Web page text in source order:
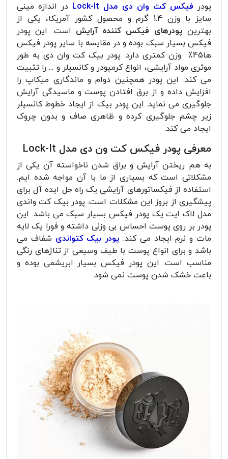
پودر فیکس کت وان دی مدل Lock-It
در اندازه مینی
سایز با وزن 1.4 گرم و محصول کشور آمریکا، یکی از
بهترین پودرهای فیکس کننده آرایش است. این پودر
فیکس بسیار سبک بوده و در مقایسه با سایر پودر فیکس
ها45٪ وزن کمتری دارد. پودر بیک کت وان دی به طور
موثری مواد آرایشی، انواع کرمپودر و کانسیلر و ... را تثبیت
می کند. این پودر همچنین دوام و ماندگاری میکاپ را
افزایش داده و از برق افتادن پوست و ماسیدگی آرایش
جلوگیری می نماید. این پودر بیک از ایجاد خطوط کانسیلر
زیر چشم جلوگیری کرده و ظاهری صاف و بدون چروک
ایجاد می کند.
معرفی پودر فیکس کت ون دی مدل Lock-It
به هم ریختن آرایش و براق شدن ناخواسته آن یکی از
مشکلاتی است که بسیاری از ما با آن مواجه شده ایم.
استفاده از فیکساتورهای آرایشی یک راه حل ایده آل برای
پیشگیری از بروز این مشکلات است. پودر بیک کت واندی
مدل لاک ایت یک پودر فیکس بسیار سبک می باشد. این
پودر بر روی پوست احساس بی وزنی داشته و فورا یک لایه
مات و نرم ایجاد می کند. پودر بیک کتواندی شفاف می
باشد و برای انواع پوست با طیف وسیعی از تناژهای رنگی
مناسب است. این پودر فیکس بسیار ابریشمی بوده و
باعث خشک شدن پوست نمی شود.